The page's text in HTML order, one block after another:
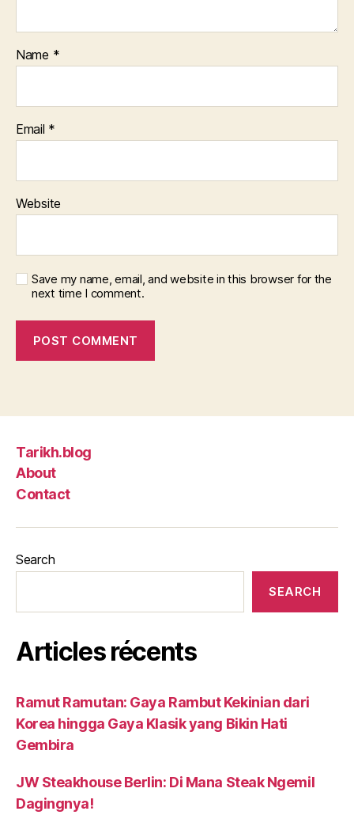
Name *
Email *
Website
Save my name, email, and website in this browser for the
next time I comment.
Tarikh.blog
About
Contact
Search
SEARCH
Articles récents
Ramut Ramutan: Gaya Rambut Kekinian dari
Korea hingga Gaya Klasik yang Bikin Hati
Gembira
JW Steakhouse Berlin: Di Mana Steak Ngemil
Dagingnya!